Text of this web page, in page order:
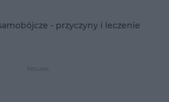
- przyczyny i leczenie